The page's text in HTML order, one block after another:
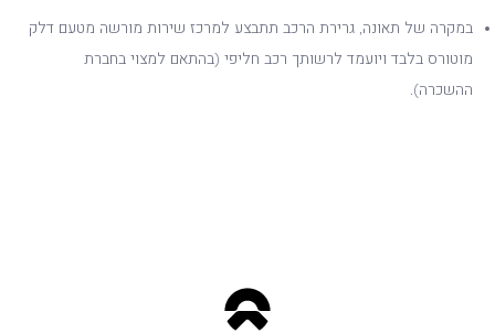
במקרה של תאונה, גרירת הרכב תתבצע למרכז שירות מורשה מטעם דלק
מוטורס בלבד ויועמד לרשותך רכב חליפי (בהתאם למצוי בחברת
ההשכרה).